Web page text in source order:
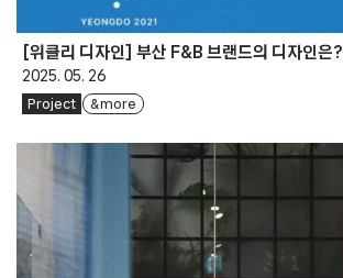
[위클리 디자인] 부산 F&B 브랜드의 디자인은?
2025. 05. 26
Project & more